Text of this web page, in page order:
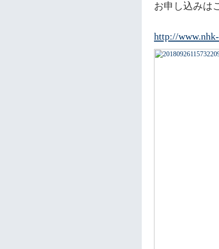
お申し込みは
http://